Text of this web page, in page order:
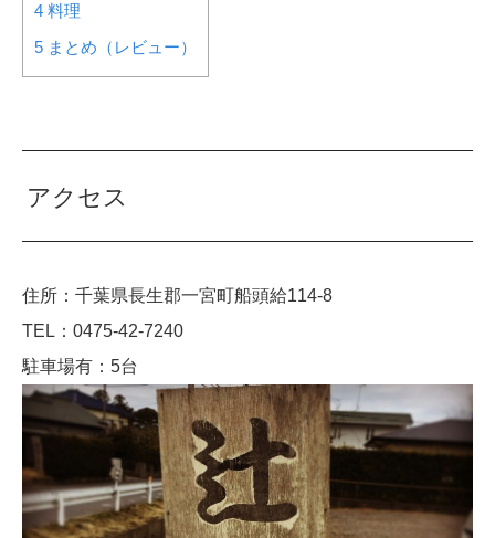
4 料理
5 まとめ（レビュー）
アクセス
住所：千葉県長生郡一宮町船頭給114-8
TEL：0475-42-7240
駐車場有：5台